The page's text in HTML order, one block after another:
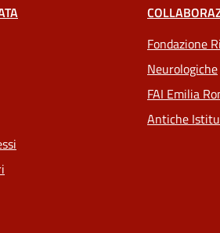
Fondazione
Neurologiche
FAI Emilia
Antiche